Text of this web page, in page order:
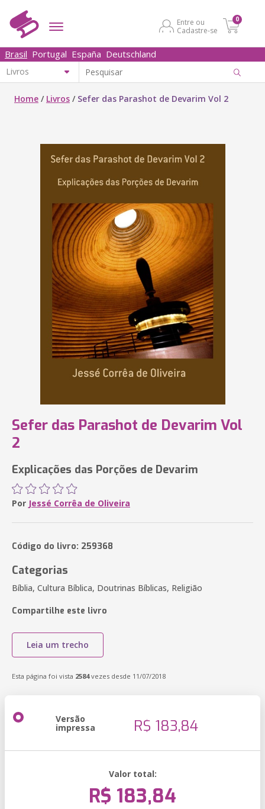
Entre ou
Cadastre-se
0
Brasil Portugal España Deutschland
Home / Livros / Sefer das Parashot de Devarim Vol 2
Sefer das Parashot de Devarim Vol
2
Explicações das Porções de Devarim
Por Jessé Corrêa de Oliveira
Código do livro: 259368
Categorias
Bíblia, Cultura Bíblica, Doutrinas Bíblicas, Religião
Compartilhe este livro
Leia um trecho
Esta página foi vista 2584vezes desde 11/07/2018
Versão
impressa R$ 183,84
Valor total:
R$ 183,84